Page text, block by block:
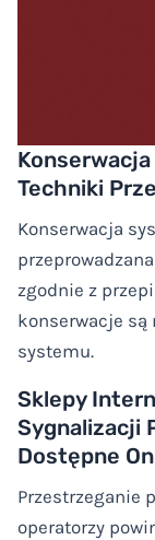
Techniki
Konserwacja
zgodnie z
konserwacje
systemu.
Sklepy
Sygnalizacji
Dostępne
Przestrzeganie
operatorzy